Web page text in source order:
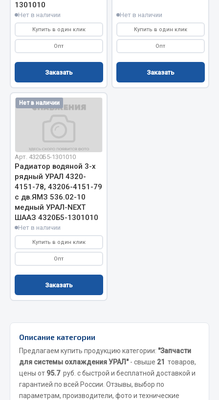
Запчасти ЯМЗ
Двигатель
Система питания
Система охлаждения
Коробка передач
Рулевое управление
Тормозная система
Весь раздел
Запчасти HOWO
Тормозная система
Двигатель
Система питания
Система выпуска газа
Сцепление
Запчасти SHAANXI (SHACMAN)
Система питания
Тормозная система
1301010
Нет в наличии
Купить в один клик
Опт
Заказать
Нет в наличии
Купить в один клик
Опт
Заказать
Нет в наличии
Арт. 4320Б5-1301010
Радиатор водяной 3-х
рядный УРАЛ 4320-
4151-78, 43206-4151-79
с дв.ЯМЗ 536.02-10
медный УРАЛ-NEXT
ШААЗ 4320Б5-1301010
Нет в наличии
Купить в один клик
Опт
Заказать
Описание категории
Предлагаем купить продукцию категории: "Запчасти
для системы охлаждения УРАЛ"- свыше 21 товаров,
цены от 95.7 руб. с быстрой и бесплатной доставкой и
гарантией по всей России. Отзывы, выбор по
параметрам, производители, фото и технические